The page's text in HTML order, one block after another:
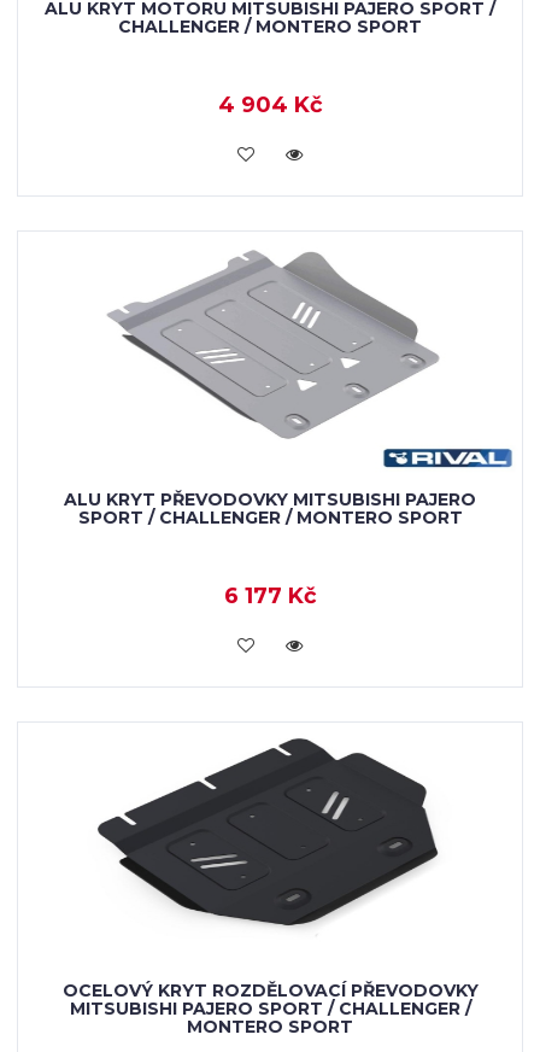
ALU KRYT MOTORU MITSUBISHI PAJERO SPORT /
CHALLENGER / MONTERO SPORT
4 904 Kč
KOUPIT
ALU KRYT PŘEVODOVKY MITSUBISHI PAJERO
SPORT / CHALLENGER / MONTERO SPORT
6 177 Kč
KOUPIT
OCELOVÝ KRYT ROZDĚLOVACÍ PŘEVODOVKY
MITSUBISHI PAJERO SPORT / CHALLENGER /
MONTERO SPORT